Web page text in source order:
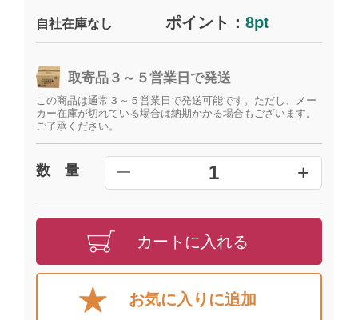
自社在庫なし ポイント： 8pt
取寄品３～５営業日で発送
この商品は通常３～５営業日で発送可能です。ただし、メー
カー在庫が切れている場合は納期かかる場合もございます。
ご了承ください。
数 量 ━ 1 +
カートに入れる
お気に入りに追加